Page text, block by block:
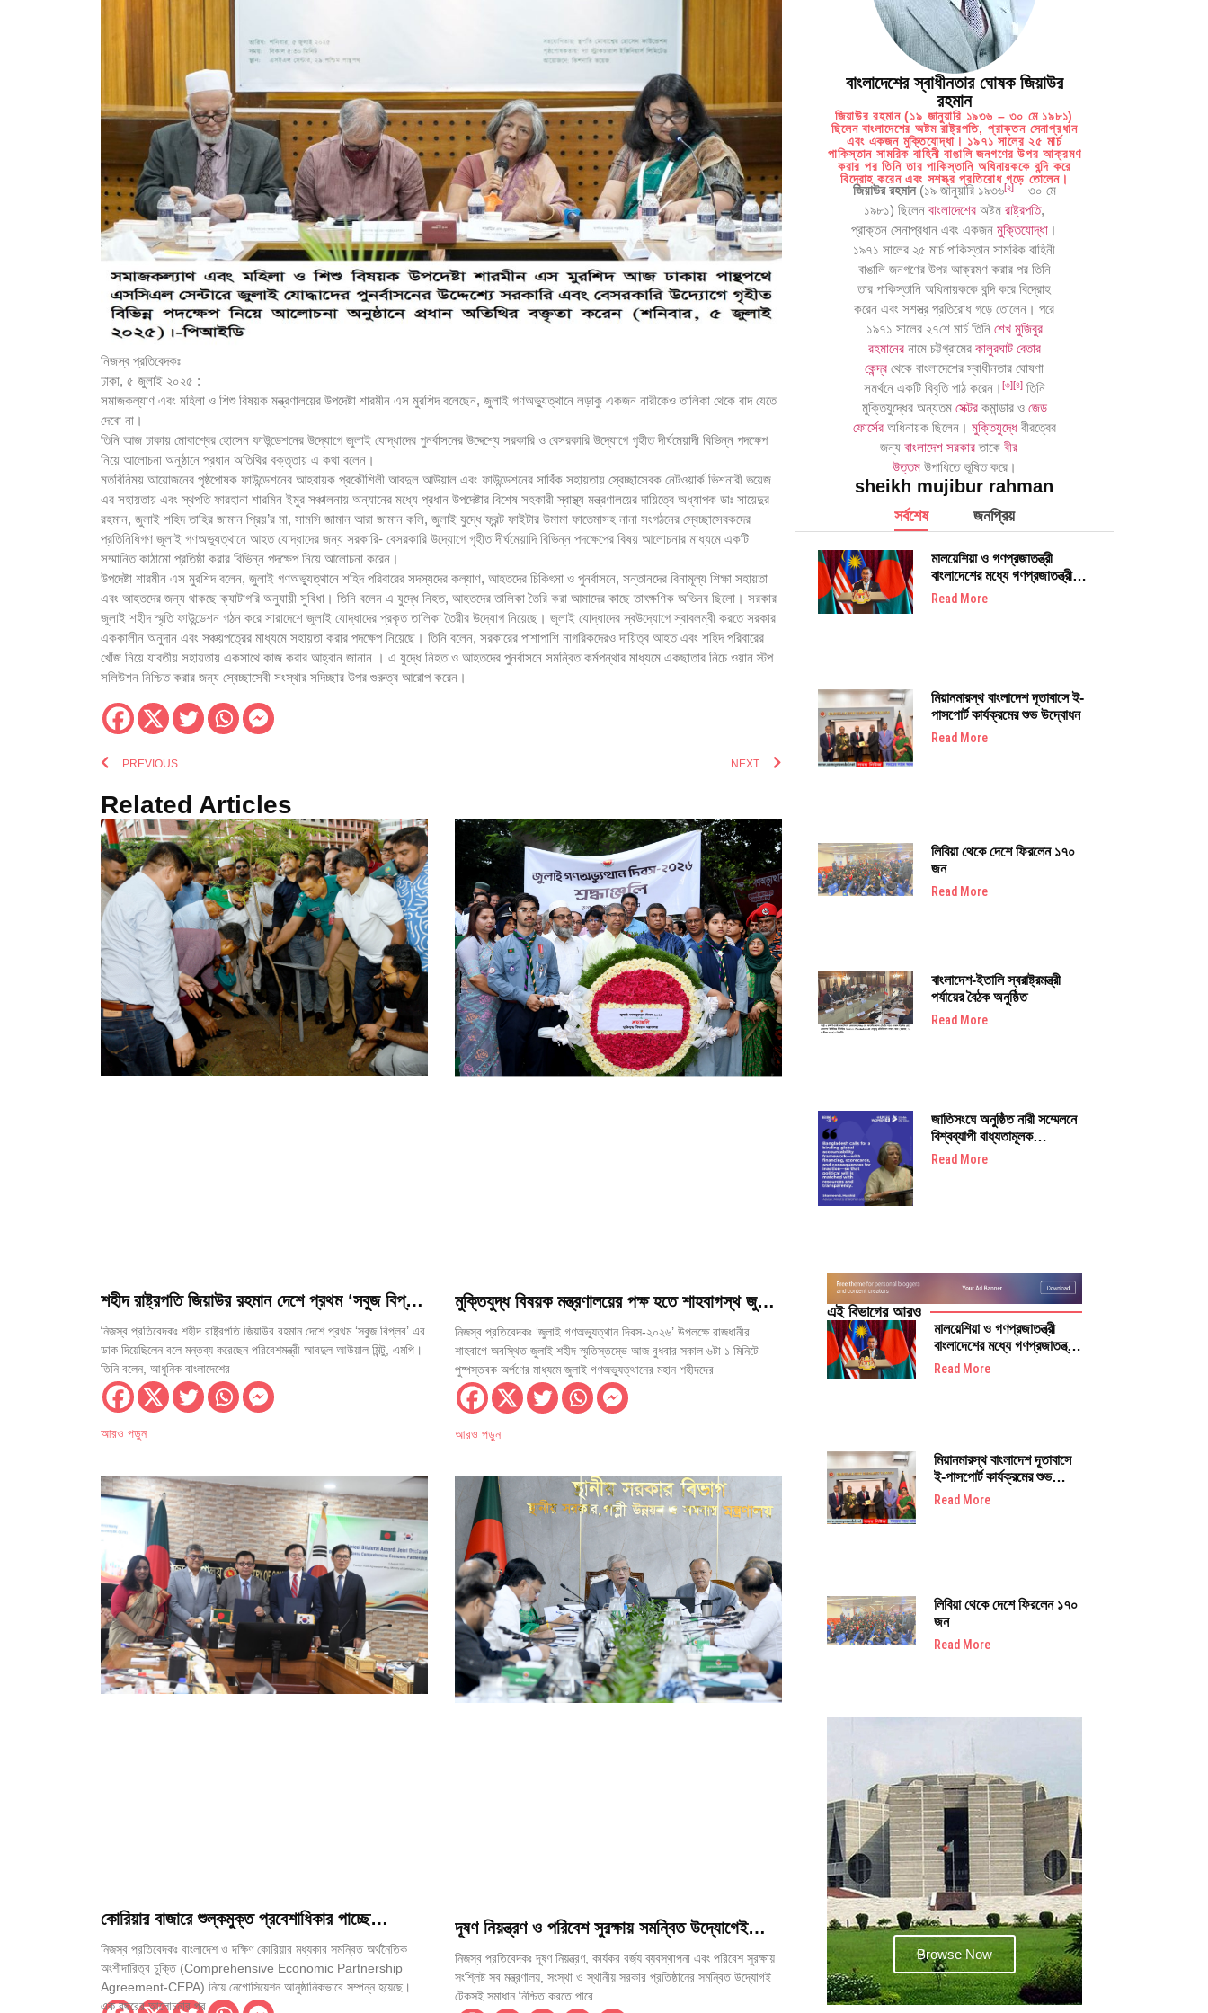
নিজস্ব প্রতিবেদকঃ
ঢাকা, ৫ জুলাই ২০২৫ :
সমাজকল্যাণ এবং মহিলা ও শিশু বিষয়ক মন্ত্রণালয়ের উপদেষ্টা শারমীন এস মুরশিদ বলেছেন, জুলাই গণঅভ্যুত্থানে লড়াকু একজন নারীকেও তালিকা থেকে বাদ যেতে
দেবো না।
তিনি আজ ঢাকায় মোবাশ্বের হোসেন ফাউন্ডেশনের উদ্যোগে জুলাই যোদ্ধাদের পুনর্বাসনের উদ্দেশ্যে সরকারি ও বেসরকারি উদ্যোগে গৃহীত দীর্ঘমেয়াদী বিভিন্ন পদক্ষেপ
নিয়ে আলোচনা অনুষ্ঠানে প্রধান অতিথির বক্তৃতায় এ কথা বলেন।
মতবিনিময় আয়োজনের পৃষ্ঠপোষক ফাউন্ডেশনের আহবায়ক প্রকৌশিলী আবদুল আউয়াল এবং ফাউন্ডেশনের সার্বিক সহায়তায় স্বেচ্ছাসেবক নেটওয়ার্ক ভিশনারী ভয়েজ
এর সহায়তায় এবং স্থপতি ফারহানা শারমিন ইমুর সঞ্চালনায় অন্যানের মধ্যে প্রধান উপদেষ্টার বিশেষ সহকারী স্বাস্থ্য মন্ত্রণালয়ের দায়িত্বে অধ্যাপক ডাঃ সায়েদুর
রহমান, জুলাই শহিদ তাহির জামান প্রিয়’র মা, সামসি জামান আরা জামান কলি, জুলাই যুদ্ধে ফ্রন্ট ফাইটার উমামা ফাতেমাসহ নানা সংগঠনের স্বেচ্ছাসেবকদের
প্রতিনিধিগণ জুলাই গণঅভ্যুত্থানে আহত যোদ্ধাদের জন্য সরকারি- বেসরকারি উদ্যোগে গৃহীত দীর্ঘমেয়াদি বিভিন্ন পদক্ষেপের বিষয় আলোচনার মাধ্যমে একটি
সম্মানিত কাঠামো প্রতিষ্ঠা করার বিভিন্ন পদক্ষেপ নিয়ে আলোচনা করেন।
উপদেষ্টা শারমীন এস মুরশিদ বলেন, জুলাই গণঅভ্যুত্থানে শহিদ পরিবারের সদস্যদের কল্যাণ, আহতদের চিকিৎসা ও পুনর্বাসনে, সন্তানদের বিনামূল্য শিক্ষা সহায়তা
এবং আহতদের জন্য থাকছে ক্যাটাগরি অনুযায়ী সুবিধা। তিনি বলেন এ যুদ্ধে নিহত, আহতদের তালিকা তৈরি করা আমাদের কাছে তাৎক্ষণিক অভিনব ছিলো। সরকার
জুলাই শহীদ স্মৃতি ফাউন্ডেশন গঠন করে সারাদেশে জুলাই যোদ্ধাদের প্রকৃত তালিকা তৈরীর উদ্যোগ নিয়েছে। জুলাই যোদ্ধাদের স্বউদ্যোগে স্বাবলম্বী করতে সরকার
এককালীন অনুদান এবং সঞ্চয়পত্রের মাধ্যমে সহায়তা করার পদক্ষেপ নিয়েছে। তিনি বলেন, সরকারের পাশাপাশি নাগরিকদেরও দায়িত্ব আহত এবং শহিদ পরিবারের
খোঁজ নিয়ে যাবতীয় সহায়তায় একসাথে কাজ করার আহ্বান জানান । এ যুদ্ধে নিহত ও আহতদের পুনর্বাসনে সমন্বিত কর্মপন্থার মাধ্যমে একছাতার নিচে ওয়ান স্টপ
সলিউশন নিশ্চিত করার জন্য স্বেচ্ছাসেবী সংস্থার সদিচ্ছার উপর গুরুত্ব আরোপ করেন।
PREVIOUS NEXT
Related Articles
শহীদ রাষ্ট্রপতি জিয়াউর রহমান দেশে প্রথম ‘সবুজ বিপ্লব’
এর ডাক দিয়েছিলেন— পরিবেশমন্ত্রী আবদুল আউয়াল মিন্টু
নিজস্ব প্রতিবেদকঃ শহীদ রাষ্ট্রপতি জিয়াউর রহমান দেশে প্রথম ‘সবুজ বিপ্লব’ এর
ডাক দিয়েছিলেন বলে মন্তব্য করেছেন পরিবেশমন্ত্রী আবদুল আউয়াল মিন্টু, এমপি।
তিনি বলেন, আধুনিক বাংলাদেশের
আরও পড়ুন
মুক্তিযুদ্ধ বিষয়ক মন্ত্রণালয়ের পক্ষ হতে শাহবাগস্থ জুলাই
শহীদ স্মৃতিস্তম্ভে পুষ্পস্তবক অর্পণ
নিজস্ব প্রতিবেদকঃ ‘জুলাই গণঅভ্যুত্থান দিবস-২০২৬’ উপলক্ষে রাজধানীর
শাহবাগে অবস্থিত জুলাই শহীদ স্মৃতিস্তম্ভে আজ বুধবার সকাল ৬টা ১ মিনিটে
পুষ্পস্তবক অর্পণের মাধ্যমে জুলাই গণঅভ্যুত্থানের মহান শহীদদের
আরও পড়ুন
কোরিয়ার বাজারে শুল্কমুক্ত প্রবেশাধিকার পাচ্ছে
বাংলাদেশের ৮৪২৮ পণ্য
নিজস্ব প্রতিবেদকঃ বাংলাদেশ ও দক্ষিণ কোরিয়ার মধ্যকার সমন্বিত অর্থনৈতিক
অংশীদারিত্ব চুক্তি (Comprehensive Economic Partnership
Agreement-CEPA) নিয়ে নেগোসিয়েশন আনুষ্ঠানিকভাবে সম্পন্ন হয়েছে। দীর্ঘ
এক বছরের আলোচনার পর
দূষণ নিয়ন্ত্রণ ও পরিবেশ সুরক্ষায় সমন্বিত উদ্যোগেই
মিলবে টেকসই সমাধান: স্থানীয় সরকার মন্ত্রী
নিজস্ব প্রতিবেদকঃ দূষণ নিয়ন্ত্রণ, কার্যকর বর্জ্য ব্যবস্থাপনা এবং পরিবেশ সুরক্ষায়
সংশ্লিষ্ট সব মন্ত্রণালয়, সংস্থা ও স্থানীয় সরকার প্রতিষ্ঠানের সমন্বিত উদ্যোগই
টেকসই সমাধান নিশ্চিত করতে পারে
বাংলাদেশের স্বাধীনতার ঘোষক জিয়াউর
রহমান
জিয়াউর রহমান (১৯ জানুয়ারি ১৯৩৬ – ৩০ মে ১৯৮১)
ছিলেন বাংলাদেশের অষ্টম রাষ্ট্রপতি, প্রাক্তন সেনাপ্রধান
এবং একজন মুক্তিযোদ্ধা। ১৯৭১ সালের ২৫ মার্চ
পাকিস্তান সামরিক বাহিনী বাঙালি জনগণের উপর আক্রমণ
করার পর তিনি তার পাকিস্তানি অধিনায়ককে বন্দি করে
বিদ্রোহ করেন এবং সশস্ত্র প্রতিরোধ গড়ে তোলেন।
জিয়াউর রহমান(১৯ জানুয়ারি ১৯৩৬[২]– ৩০ মে
১৯৮১) ছিলেনবাংলাদেশের অষ্টমরাষ্ট্রপতি,
প্রাক্তন সেনাপ্রধান এবং একজনমুক্তিযোদ্ধা ।
১৯৭১ সালের ২৫ মার্চ পাকিস্তান সামরিক বাহিনী
বাঙালি জনগণের উপর আক্রমণ করার পর তিনি
তার পাকিস্তানি অধিনায়ককে বন্দি করে বিদ্রোহ
করেন এবং সশস্ত্র প্রতিরোধ গড়ে তোলেন। পরে
১৯৭১ সালের ২৭শে মার্চ তিনি শেখ মুজিবুর
রহমানেরনামে চট্টগ্রামের কালুরঘাট বেতার
কেন্দ্র থেকে বাংলাদেশের স্বাধীনতার ঘোষণা
সমর্থনে একটি বিবৃতি পাঠ করেন। [৩][৪]তিনি
মুক্তিযুদ্ধের অন্যতম সেক্টরকমান্ডার ও জেড
ফোর্সেরঅধিনায়ক ছিলেন। মুক্তিযুদ্ধেবীরত্বের
জন্যবাংলাদেশ সরকারতাকেবীর
উত্তমউপাধিতে ভূষিত করে।
sheikh mujibur rahman
সর্বশেষ জনপ্রিয়
মালয়েশিয়া ও গণপ্রজাতন্ত্রী
বাংলাদেশের মধ্যে গণপ্রজাতন্ত্রী
বাংলাদেশের প্রধানমন্ত্রী মহামান্য
Read More
মিয়ানমারস্থ বাংলাদেশ দূতাবাসে ই-
পাসপোর্ট কার্যক্রমের শুভ উদ্বোধন
Read More
লিবিয়া থেকে দেশে ফিরলেন ১৭০
জন
Read More
বাংলাদেশ-ইতালি স্বরাষ্ট্রমন্ত্রী
পর্যায়ের বৈঠক অনুষ্ঠিত
Read More
জাতিসংঘে অনুষ্ঠিত নারী সম্মেলনে
বিশ্বব্যাপী বাধ্যতামূলক
জবাবদিহিতাপূর্ণ ফোরাম গঠনের
Read More
এই বিভাগের আরও
মালয়েশিয়া ও গণপ্রজাতন্ত্রী
বাংলাদেশের মধ্যে গণপ্রজাতন্ত্রী
বাংলাদেশের প্রধানমন্ত্রী মহামান্য
Read More
মিয়ানমারস্থ বাংলাদেশ দূতাবাসে
ই-পাসপোর্ট কার্যক্রমের শুভ
উদ্বোধন
Read More
লিবিয়া থেকে দেশে ফিরলেন ১৭০
জন
Read More
Browse Now